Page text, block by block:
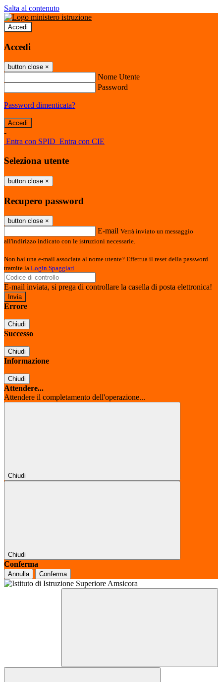
Salta al contenuto
Accedi
Accedi
button close ×
Nome Utente
Password
Password dimenticata?
-
Entra con SPID Entra con CIE
Seleziona utente
button close ×
Recupero password
button close ×
E-mail Verrà inviato un messaggio
all'indirizzo indicato con le istruzioni necessarie.
Non hai una e-mail associata al nome utente? Effettua il reset della password
tramite la Login Spaggiari
E-mail inviata, si prega di controllare la casella di posta elettronica!
Errore
Chiudi
Successo
Chiudi
Informazione
Chiudi
Attendere...
Attendere il completamento dell'operazione...
Chiudi
Chiudi
Conferma
Annulla Conferma